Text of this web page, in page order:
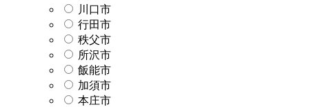
川口市
行田市
秩父市
所沢市
飯能市
加須市
本庄市